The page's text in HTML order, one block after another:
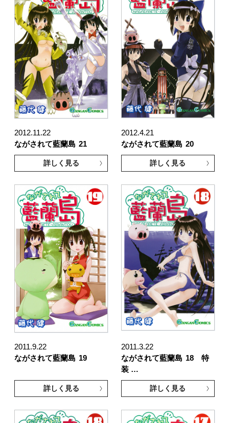
2012.11.22
ながされて藍蘭島 21
詳しく見る
2012.4.21
ながされて藍蘭島 20
詳しく見る
2011.9.22
ながされて藍蘭島 19
詳しく見る
2011.3.22
ながされて藍蘭島 18 特
装 …
詳しく見る